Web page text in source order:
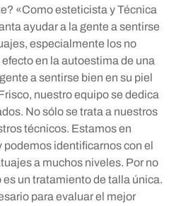
«Como esteticista y Técnica
ayudar a la gente a sentirse
especialmente los no
en la autoestima de una
a sentirse bien en su piel
nuestro equipo se dedica
No sólo se trata a nuestros
técnicos. Estamos en
podemos identificarnos con el
a muchos niveles. Por no
un tratamiento de talla única.
para evaluar el mejor